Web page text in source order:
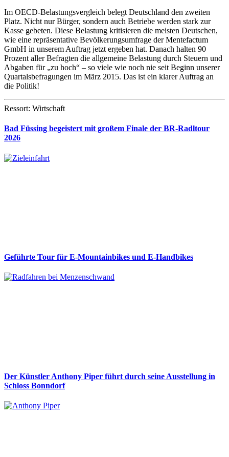
Im OECD-Belastungsvergleich belegt Deutschland den zweiten
Platz. Nicht nur Bürger, sondern auch Betriebe werden stark zur
Kasse gebeten. Diese Belastung kritisieren die meisten Deutschen,
wie eine repräsentative Bevölkerungsumfrage der Mentefactum
GmbH in unserem Auftrag jetzt ergeben hat. Danach halten 90
Prozent aller Befragten die allgemeine Belastung durch Steuern und
Abgaben für „zu hoch“ – so viele wie noch nie seit Beginn unserer
Quartalsbefragungen im März 2015. Das ist ein klarer Auftrag an
die Politik!
Ressort: Wirtschaft
Bad Füssing begeistert mit großem Finale der BR-Radltour
2026
Geführte Tour für E-Mountainbikes und E-Handbikes
Der Künstler Anthony Piper führt durch seine Ausstellung in
Schloss Bonndorf